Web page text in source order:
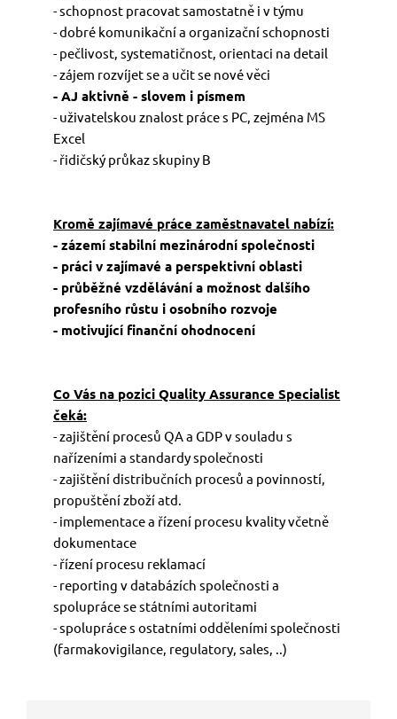
- schopnost pracovat samostatně i v týmu
- dobré komunikační a organizační schopnosti
- pečlivost, systematičnost, orientaci na detail
- zájem rozvíjet se a učit se nové věci
- AJ aktivně - slovem i písmem
- uživatelskou znalost práce s PC, zejména MS
Excel
- řidičský průkaz skupiny B
Kromě zajímavé práce zaměstnavatel nabízí:
- zázemí stabilní mezinárodní společnosti
- práci v zajímavé a perspektivní oblasti
- průběžné vzdělávání a možnost dalšího
profesního růstu i osobního rozvoje
- motivující finanční ohodnocení
Co Vás na pozici Quality Assurance Specialist
čeká:
- zajištění procesů QA a GDP v souladu s
nařízeními a standardy společnosti
- zajištění distribučních procesů a povinností,
propuštění zboží atd.
- implementace a řízení procesu kvality včetně
dokumentace
- řízení procesu reklamací
- reporting v databázích společnosti a
spolupráce se státními autoritami
- spolupráce s ostatními odděleními společnosti
(farmakovigilance, regulatory, sales, ..)